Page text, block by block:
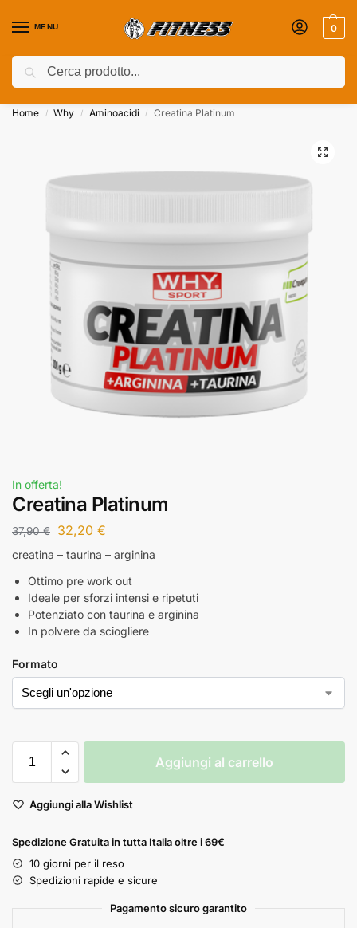
MENU 0
Coupon attivi ⚡ Aggiungili nel Carrello!
Home / Why / Aminoacidi / Creatina Platinum
In offerta!
Creatina Platinum
37,90€ 32,20 €
creatina – taurina – arginina
Ottimo pre work out
Ideale per sforzi intensi e ripetuti
Potenziato con taurina e arginina
In polvere da sciogliere
Formato
Aggiungi al carrello
Aggiungi alla Wishlist
Spedizione Gratuita in tutta Italia oltre i 69€
10 giorni per il reso
Spedizioni rapide e sicure
Pagamento sicuro garantito